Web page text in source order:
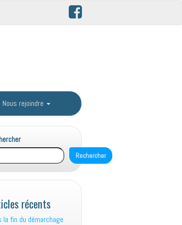
Nous rejoindre
Rechercher
récents
la fin du démarchage